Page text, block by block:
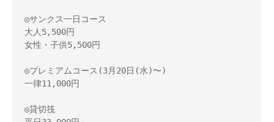
◎サンクス一日コース
大人5,500円
女性・子供5,500円
◎プレミアムコース(3月20日(水)〜)
一律11,000円
◎貸切筏